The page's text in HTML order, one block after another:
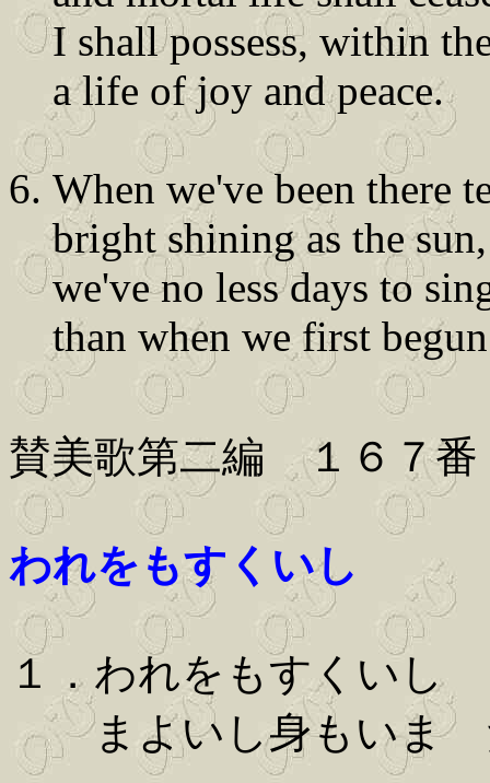
I shall possess, within
a life of joy and peace.
When we've been there
bright shining as the sun,
we've no less days to
than when we first
賛美歌第二編 １６７番
われをもすくいし
１．われをもすくいし
まよいし身もいま